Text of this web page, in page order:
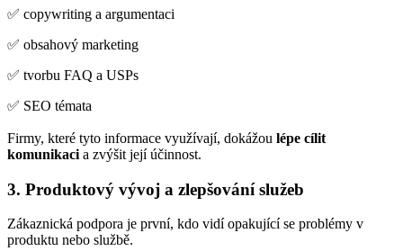
✅ copywriting a argumentaci
✅ obsahový marketing
✅ tvorbu FAQ a USPs
✅ SEO témata
Firmy, které tyto informace využívají, dokážou lépe cílit
komunikaci a zvýšit její účinnost.
3. Produktový vývoj a zlepšování služeb
Zákaznická podpora je první, kdo vidí opakující se problémy v
produktu nebo službě.